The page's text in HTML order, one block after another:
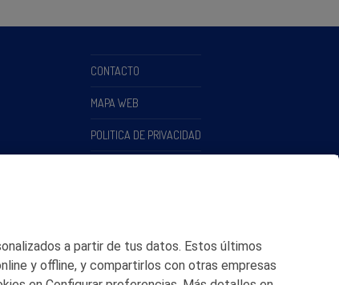
CONTACTO
MAPA WEB
POLITICA DE PRIVACIDAD
a partir de tus datos. Estos últimos
y offline, y compartirlos con otras empresas